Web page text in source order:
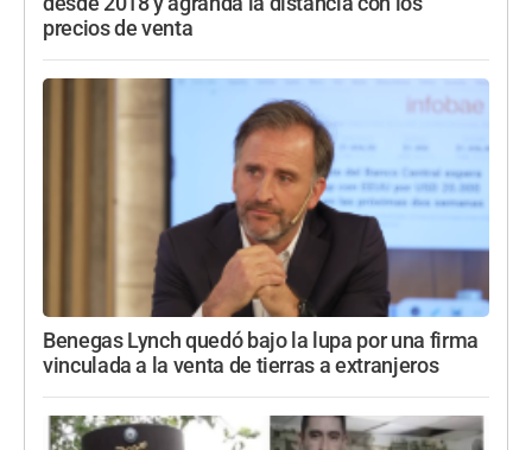
precios de venta
Benegas Lynch quedó bajo la lupa por una firma
vinculada a la venta de tierras a extranjeros